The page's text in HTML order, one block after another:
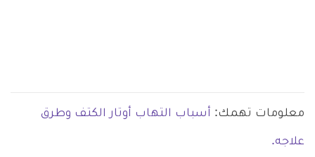
معلومات تهمك: أسباب التهاب أوتار الكتف وطرق
علاجه.